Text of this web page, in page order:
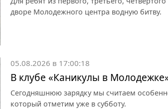
дворе Молодежного центра водную битву.
05.08.2026 в 17:00:18
В клубе «Каникулы в
Сегодняшнюю зарядку мы считаем
который отметим уже в субботу.